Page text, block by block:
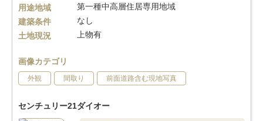
用途地域
第一種中高層住居専用地域
建築条件
なし
土地現況
上物有
画像カテゴリ
外観 間取り 前面道路含む現地写真
センチュリー21ダイオー